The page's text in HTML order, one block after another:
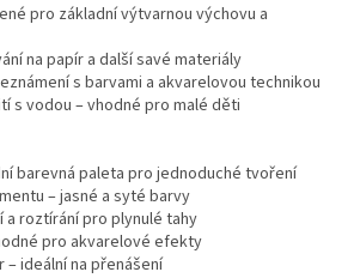
pro základní výtvarnou výchovu a
na papír a další savé materiály
s barvami a akvarelovou technikou
s vodou – vhodné pro malé děti
barevná paleta pro jednoduché tvoření
– jasné a syté barvy
a roztírání pro plynulé tahy
pro akvarelové efekty
ideální na přenášení